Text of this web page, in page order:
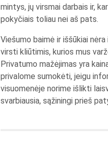
mintys, jų virsmai darbais ir,
pokyčiais toliau nei aš pats.
Viešumo baimė ir iššūkiai nėra
virsti kliūtimis, kurios mus
Privatumo mažėjimas yra
privalome sumokėti, jeigu
visuomenėje norime išlikti
svarbiausia, sąžiningi prieš